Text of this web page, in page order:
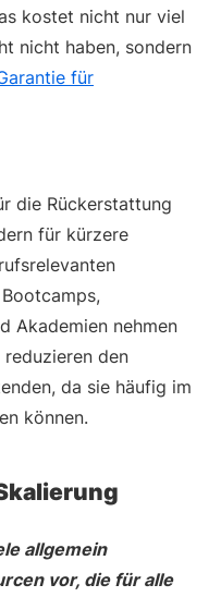
kostet nicht nur viel
nicht haben, sondern
für
die Rückerstattung
für kürzere
Akademien nehmen
den
da sie häufig im
können.
allgemein
vor, die für alle